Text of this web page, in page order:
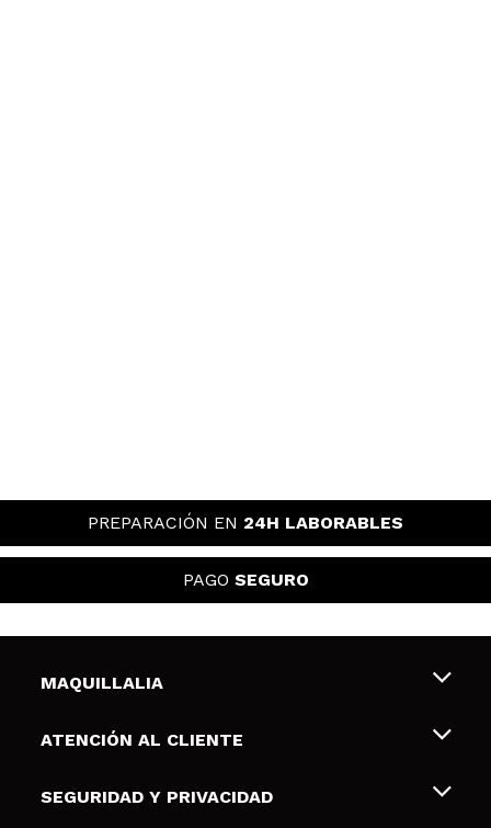
PREPARACIÓN EN 24H LABORABLES
PAGO SEGURO
MAQUILLALIA
Sobre nosotros
Tarjetas de Regalo
ATENCIÓN AL CLIENTE
Envíos y devoluciones
SEGURIDAD Y PRIVACIDAD